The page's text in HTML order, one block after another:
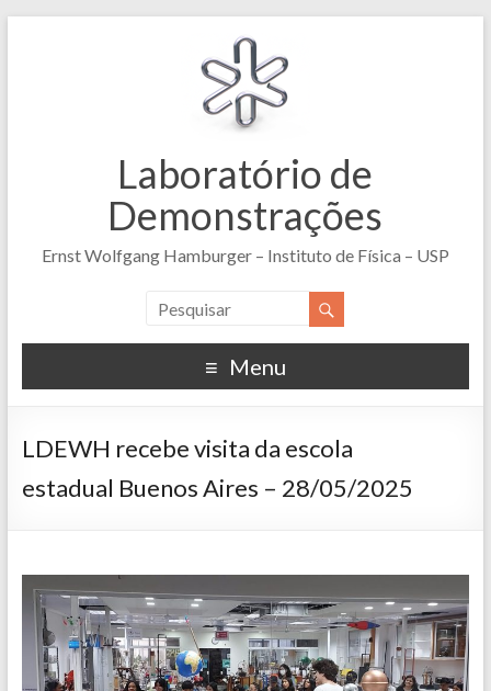
Laboratório de
Demonstrações
Ernst Wolfgang Hamburger – Instituto de Física – USP
Menu
LDEWH recebe visita da escola
estadual Buenos Aires – 28/05/2025